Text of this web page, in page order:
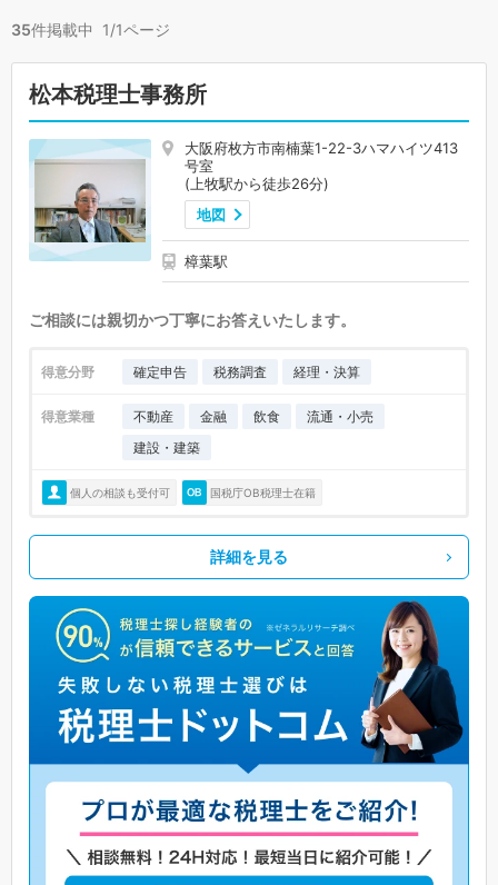
35件掲載中 1/1ページ
松本税理士事務所
大阪府枚方市南楠葉1-22-3ハマハイツ413
号室
(上牧駅から徒歩26分)
地図
樟葉駅
ご相談には親切かつ丁寧にお答えいたします。
得意分野 確定申告 税務調査 経理・決算
得意業種 不動産 金融 飲食
流通・小売
建設・建築
個人の相談も受付可 国税庁OB税理士在籍
詳細を見る